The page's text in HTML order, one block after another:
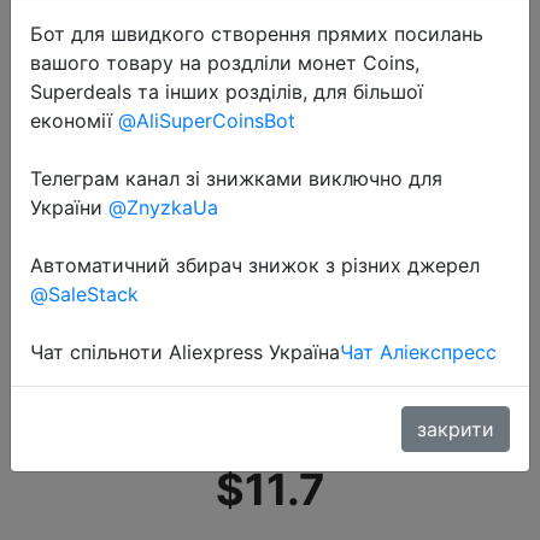
2020-09-01
V30 профессиональная
Водонепроницаемая машинка для
стрижки волос TrimmerDisplay,
волос с низким уровнем шума,
$11.7
Бот для швидкого створення прямих посилань
вашого товару на роздліли монет Coins,
Superdeals та інших розділів, для більшої
економії @AliSuperCoinsBot
Телеграм канал зі знижками виключно для
України @ZnyzkaUa
Автоматичний збирач знижок з різних джерел
@SaleStack
Чат спільноти Aliexpress УкраїнаЧат Аліекспресс
закрити